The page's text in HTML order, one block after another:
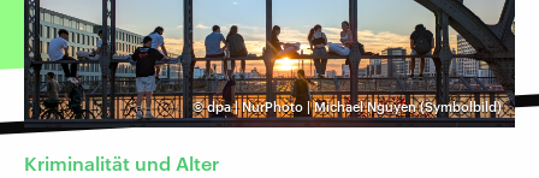
©dpa | NurPhoto | Michael Nguyen (Symbolbild)
Kriminalität und Alter